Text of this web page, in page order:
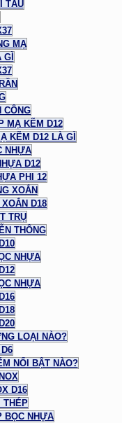
TÀU
MẠ
GÌ
CÔNG
MẠ KẼM D12
KẼM D12 LÀ GÌ
NHỰA
D12
PHI 12
XOẮN
D18
TRỤ
THÔNG
NHỰA
NHỰA
LOẠI NÀO?
NỔI BẬT NÀO?
D16
THÉP
BỌC NHỰA